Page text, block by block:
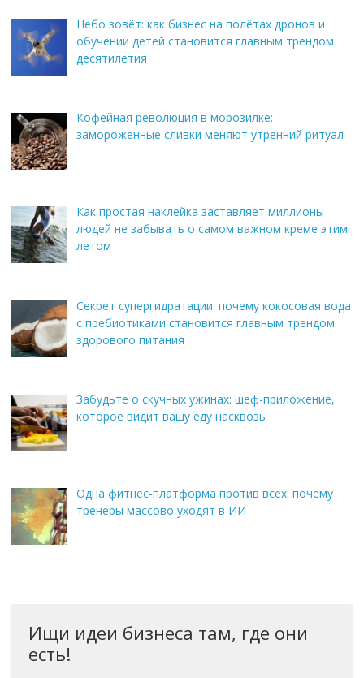
Небо зовёт: как бизнес на полётах дронов и
обучении детей становится главным трендом
десятилетия
Кофейная революция в морозилке:
замороженные сливки меняют утренний ритуал
Как простая наклейка заставляет миллионы
людей не забывать о самом важном креме этим
летом
Секрет супергидратации: почему кокосовая вода
с пребиотиками становится главным трендом
здорового питания
Забудьте о скучных ужинах: шеф-приложение,
которое видит вашу еду насквозь
Одна фитнес-платформа против всех: почему
тренеры массово уходят в ИИ
Ищи идеи бизнеса там, где они
есть!